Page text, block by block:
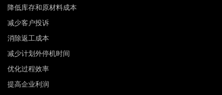
降低库存和原材料成本
减少客户投诉
消除返工成本
减少计划外停机时间
优化过程效率
提高企业利润